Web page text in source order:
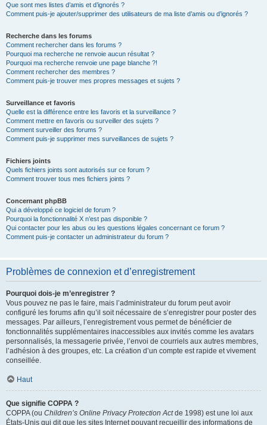
Que sont mes listes d’amis et d’ignorés ?
Comment puis-je ajouter/supprimer des utilisateurs de ma liste d’amis ou d’ignorés ?
Recherche dans les forums
Comment rechercher dans les forums ?
Pourquoi ma recherche ne renvoie aucun résultat ?
Pourquoi ma recherche renvoie une page blanche ?!
Comment rechercher des membres ?
Comment puis-je trouver mes propres messages et sujets ?
Surveillance et favoris
Quelle est la différence entre les favoris et la surveillance ?
Comment mettre en favoris ou surveiller des sujets ?
Comment surveiller des forums ?
Comment puis-je supprimer mes surveillances de sujets ?
Fichiers joints
Quels fichiers joints sont autorisés sur ce forum ?
Comment trouver tous mes fichiers joints ?
Concernant phpBB
Qui a développé ce logiciel de forum ?
Pourquoi la fonctionnalité X n’est pas disponible ?
Qui contacter pour les abus ou les questions légales concernant ce forum ?
Comment puis-je contacter un administrateur du forum ?
Problèmes de connexion et d’enregistrement
Pourquoi dois-je m’enregistrer ?
Vous pouvez ne pas le faire, mais l’administrateur du forum peut avoir
configuré les forums afin qu’il soit nécessaire de s’enregistrer pour poster des
messages. Par ailleurs, l’enregistrement vous permet de bénéficier de
fonctionnalités supplémentaires inaccessibles aux invités comme les avatars
personnalisés, la messagerie privée, l’envoi de courriels aux autres membres,
l’adhésion à des groupes, etc. La création d’un compte est rapide et vivement
conseillée.
Haut
Que signifie COPPA ?
COPPA (ou Children’s Online Privacy Protection Actde 1998) est une loi aux
États-Unis qui dit que les sites Internet pouvant recueillir des informations de